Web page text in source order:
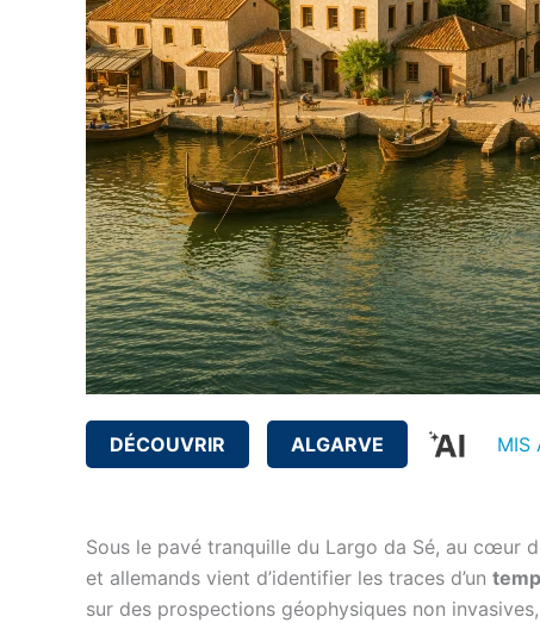
DÉCOUVRIR ALGARVE MIS
Sous le pavé tranquille du Largo da Sé, au cœur
et allemands vient d’identifier les traces d’un
sur des prospections géophysiques non